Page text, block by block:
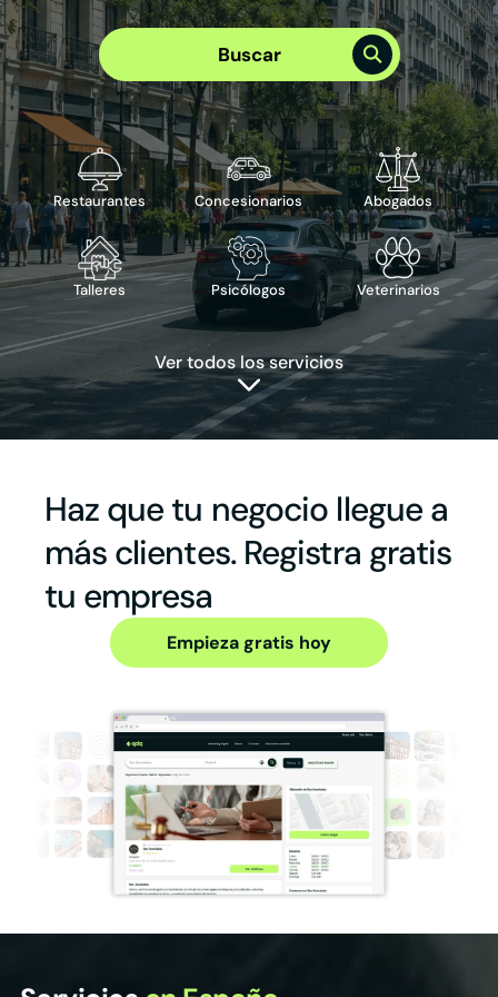
Buscar
Restaurantes Concesionarios Abogados
Talleres Psicólogos Veterinarios
Ver todos los servicios
Haz que tu negocio llegue a
más clientes. Registra gratis
tu empresa
Empieza gratis hoy
Te puede interesar
Reserva de cita ›
Reserva de mesa›
Publicidad en Google›
ChatBot IA›
Plan Visibilidad >
Plan Integral >